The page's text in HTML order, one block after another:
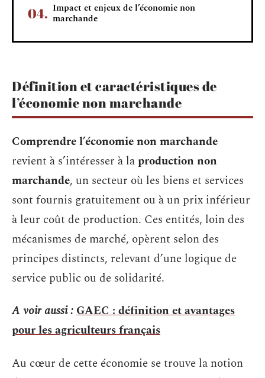
Impact et enjeux de l’économie non
marchande
Définition et caractéristiques de
l’économie non marchande
Comprendre l’économie non marchande
revient à s’intéresser à laproduction non
marchande, un secteur où les biens et services
sont fournis gratuitement ou à un prix inférieur
à leur coût de production. Ces entités, loin des
mécanismes de marché, opèrent selon des
principes distincts, relevant d’une logique de
service public ou de solidarité.
A voir aussi :GAEC : définition et avantages
pour les agriculteurs français
Au cœur de cette économie se trouve la notion